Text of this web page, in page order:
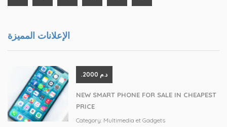
الإعلانات المميزة
.د.م 2000
NEW SMART PHONE FOR SALE IN CHEAPEST
PRICE
Category: Multimedia et Gadgets